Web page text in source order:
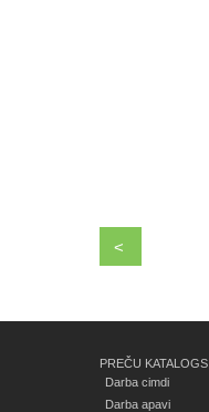
<
PREČU KATALOGS
Darba cimdi
Darba apavi